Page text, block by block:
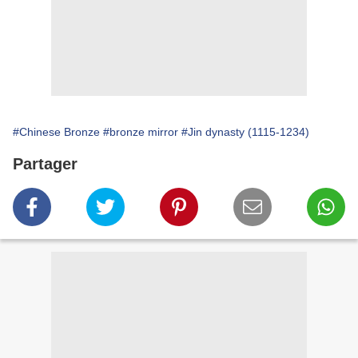
#Chinese Bronze #bronze mirror #Jin dynasty (1115-1234)
Partager